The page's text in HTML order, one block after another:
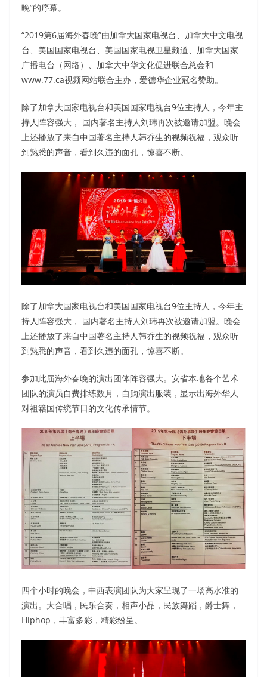
晚”的序幕。
“2019第6届海外春晚”由加拿大国家电视台、加拿大中文电视
台、美国国家电视台、美国国家电视卫星频道、加拿大国家
广播电台（网络）、加拿大中华文化促进联合总会和
www.77.ca视频网站联合主办，爱德华企业冠名赞助。
除了加拿大国家电视台和美国国家电视台9位主持人，今年主
持人阵容强大， 国内著名主持人刘玮再次被邀请加盟。晚会
上还播放了来自中国著名主持人韩乔生的视频祝福，观众听
到熟悉的声音，看到久违的面孔，惊喜不断。
除了加拿大国家电视台和美国国家电视台9位主持人，今年主
持人阵容强大， 国内著名主持人刘玮再次被邀请加盟。晚会
上还播放了来自中国著名主持人韩乔生的视频祝福，观众听
到熟悉的声音，看到久违的面孔，惊喜不断。
参加此届海外春晚的演出团体阵容强大。安省本地各个艺术
团队的演员自费排练数月，自购演出服装，显示出海外华人
对祖籍国传统节日的文化传承情节。
四个小时的晚会，中西表演团队为大家呈现了一场高水准的
演出。大合唱，民乐合奏，相声小品，民族舞蹈，爵士舞，
Hiphop，丰富多彩，精彩纷呈。